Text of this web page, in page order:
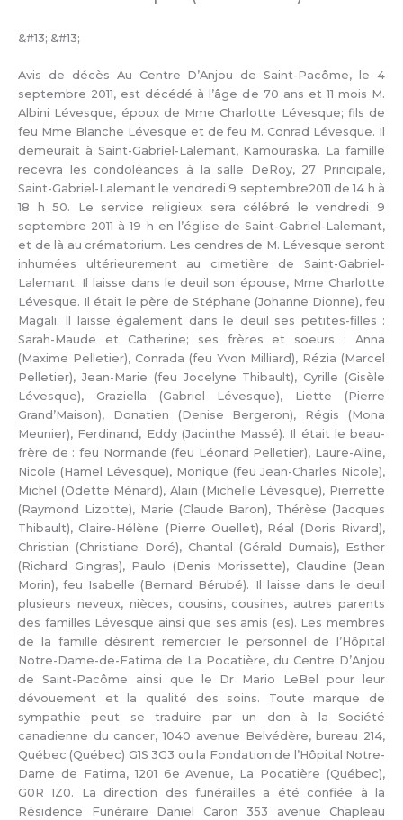
&#13; &#13;
Avis de décès Au Centre D’Anjou de Saint-Pacôme, le 4
septembre 2011, est décédé à l’âge de 70 ans et 11 mois M.
Albini Lévesque, époux de Mme Charlotte Lévesque; fils de
feu Mme Blanche Lévesque et de feu M. Conrad Lévesque. Il
demeurait à Saint-Gabriel-Lalemant, Kamouraska. La famille
recevra les condoléances à la salle DeRoy, 27 Principale,
Saint-Gabriel-Lalemant le vendredi 9 septembre2011 de 14 h à
18 h 50. Le service religieux sera célébré le vendredi 9
septembre 2011 à 19 h en l’église de Saint-Gabriel-Lalemant,
et de là au crématorium. Les cendres de M. Lévesque seront
inhumées ultérieurement au cimetière de Saint-Gabriel-
Lalemant. Il laisse dans le deuil son épouse, Mme Charlotte
Lévesque. Il était le père de Stéphane (Johanne Dionne), feu
Magali. Il laisse également dans le deuil ses petites-filles :
Sarah-Maude et Catherine; ses frères et soeurs : Anna
(Maxime Pelletier), Conrada (feu Yvon Milliard), Rézia (Marcel
Pelletier), Jean-Marie (feu Jocelyne Thibault), Cyrille (Gisèle
Lévesque), Graziella (Gabriel Lévesque), Liette (Pierre
Grand’Maison), Donatien (Denise Bergeron), Régis (Mona
Meunier), Ferdinand, Eddy (Jacinthe Massé). Il était le beau-
frère de : feu Normande (feu Léonard Pelletier), Laure-Aline,
Nicole (Hamel Lévesque), Monique (feu Jean-Charles Nicole),
Michel (Odette Ménard), Alain (Michelle Lévesque), Pierrette
(Raymond Lizotte), Marie (Claude Baron), Thérèse (Jacques
Thibault), Claire-Hélène (Pierre Ouellet), Réal (Doris Rivard),
Christian (Christiane Doré), Chantal (Gérald Dumais), Esther
(Richard Gingras), Paulo (Denis Morissette), Claudine (Jean
Morin), feu Isabelle (Bernard Bérubé). Il laisse dans le deuil
plusieurs neveux, nièces, cousins, cousines, autres parents
des familles Lévesque ainsi que ses amis (es). Les membres
de la famille désirent remercier le personnel de l’Hôpital
Notre-Dame-de-Fatima de La Pocatière, du Centre D’Anjou
de Saint-Pacôme ainsi que le Dr Mario LeBel pour leur
dévouement et la qualité des soins. Toute marque de
sympathie peut se traduire par un don à la Société
canadienne du cancer, 1040 avenue Belvédère, bureau 214,
Québec (Québec) G1S 3G3 ou la Fondation de l’Hôpital Notre-
Dame de Fatima, 1201 6e Avenue, La Pocatière (Québec),
G0R 1Z0. La direction des funérailles a été confiée à la
Résidence Funéraire Daniel Caron 353 avenue Chapleau